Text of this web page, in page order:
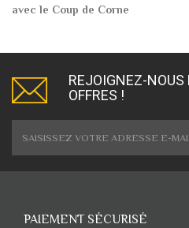
avec le Coup de Corne
REJOIGNEZ-NOUS
OFFRES !
PAIEMENT SÉCURISÉ